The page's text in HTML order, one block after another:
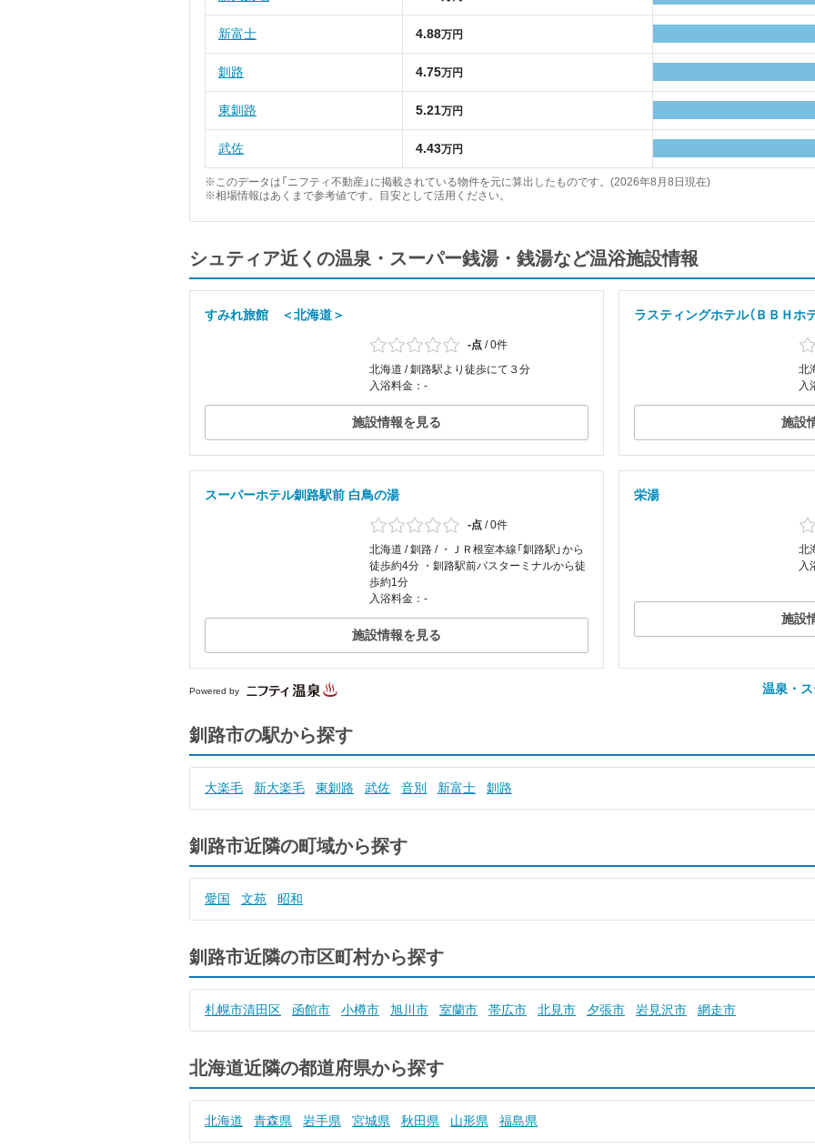
新富士 4.88万円
釧路 4.75万円
東釧路 5.21万円
武佐 4.43万円
※このデータは「ニフティ不動産」に掲載されている物件を元に算出したものです。(2026年8月8日現在)
※相場情報はあくまで参考値です。目安として活用ください。
シュティア近くの温泉・スーパー銭湯・銭湯など温浴施設情報
すみれ旅館 ＜北海道＞
-点 /0件
北海道 / 釧路駅より徒歩にて３分
入浴料金：-
施設情報を見る
ラスティングホテル（ＢＢＨホ
北
入
施設
スーパーホテル釧路駅前 白鳥の湯
-点 /0件
北海道 / 釧路 / ・ＪＲ根室本線「釧路駅」から
徒歩約4分 ・釧路駅前バスターミナルから徒
歩約1分
入浴料金：-
施設情報を見る
栄湯
北
入
施設
Powered by 温泉・
釧路市の駅から探す
大楽毛 新大楽毛 東釧路 武佐 音別 新富士 釧路
釧路市近隣の町域から探す
愛国 文苑 昭和
釧路市近隣の市区町村から探す
札幌市清田区 函館市 小樽市 旭川市 室蘭市 帯広市 北見市 夕張市 岩見沢市 網走市
北海道近隣の都道府県から探す
北海道 青森県 岩手県 宮城県 秋田県 山形県 福島県